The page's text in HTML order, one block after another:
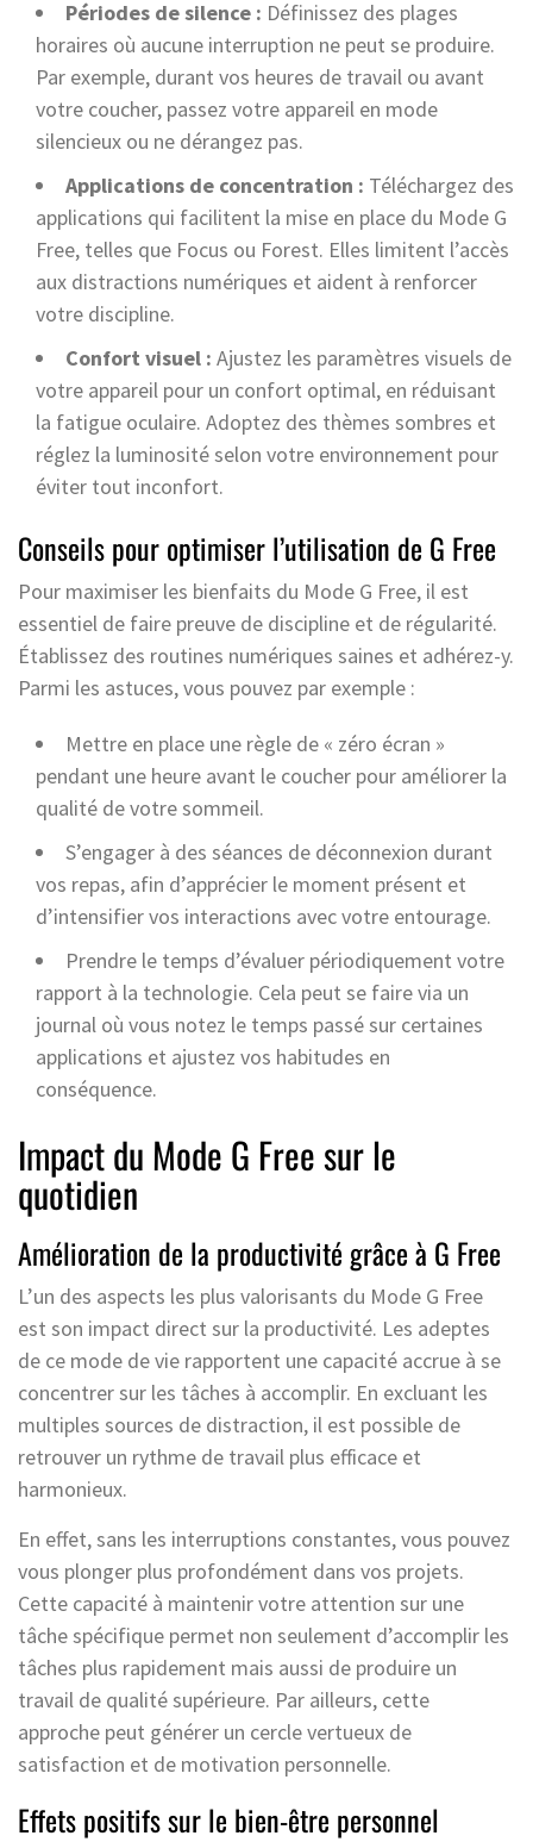
Périodes de silence : Définissez des plages
horaires où aucune interruption ne peut se produire.
Par exemple, durant vos heures de travail ou avant
votre coucher, passez votre appareil en mode
silencieux ou ne dérangez pas.
Applications de concentration : Téléchargez des
applications qui facilitent la mise en place du Mode G
Free, telles que Focus ou Forest. Elles limitent l’accès
aux distractions numériques et aident à renforcer
votre discipline.
Confort visuel : Ajustez les paramètres visuels de
votre appareil pour un confort optimal, en réduisant
la fatigue oculaire. Adoptez des thèmes sombres et
réglez la luminosité selon votre environnement pour
éviter tout inconfort.
Conseils pour optimiser l’utilisation de G Free
Pour maximiser les bienfaits du Mode G Free, il est
essentiel de faire preuve de discipline et de régularité.
Établissez des routines numériques saines et adhérez-y.
Parmi les astuces, vous pouvez par exemple :
Mettre en place une règle de « zéro écran »
pendant une heure avant le coucher pour améliorer la
qualité de votre sommeil.
S’engager à des séances de déconnexion durant
vos repas, afin d’apprécier le moment présent et
d’intensifier vos interactions avec votre entourage.
Prendre le temps d’évaluer périodiquement votre
rapport à la technologie. Cela peut se faire via un
journal où vous notez le temps passé sur certaines
applications et ajustez vos habitudes en
conséquence.
Impact du Mode G Free sur le
quotidien
Amélioration de la productivité grâce à G Free
L’un des aspects les plus valorisants du Mode G Free
est son impact direct sur la productivité. Les adeptes
de ce mode de vie rapportent une capacité accrue à se
concentrer sur les tâches à accomplir. En excluant les
multiples sources de distraction, il est possible de
retrouver un rythme de travail plus efficace et
harmonieux.
En effet, sans les interruptions constantes, vous pouvez
vous plonger plus profondément dans vos projets.
Cette capacité à maintenir votre attention sur une
tâche spécifique permet non seulement d’accomplir les
tâches plus rapidement mais aussi de produire un
travail de qualité supérieure. Par ailleurs, cette
approche peut générer un cercle vertueux de
satisfaction et de motivation personnelle.
Effets positifs sur le bien-être personnel